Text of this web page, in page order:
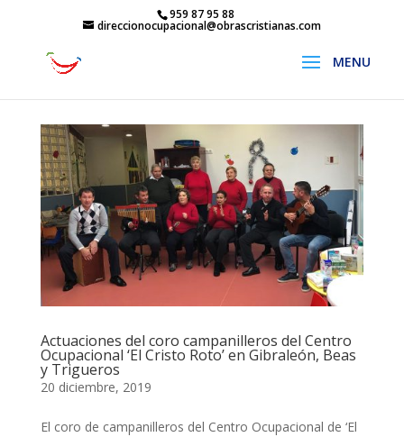
959 87 95 88
direccionocupacional@obrascristianas.com
Actuaciones del coro campanilleros del Centro
Ocupacional ‘El Cristo Roto’ en Gibraleón, Beas
y Trigueros
20 diciembre, 2019
El coro de campanilleros del Centro Ocupacional de ‘El